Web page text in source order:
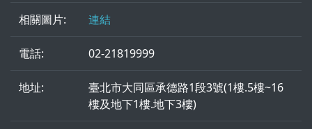
相關圖片: 連結
電話: 02-21819999
地址:
臺北市大同區承德路1段3號(1樓.5樓~16
樓及地下1樓.地下3樓)